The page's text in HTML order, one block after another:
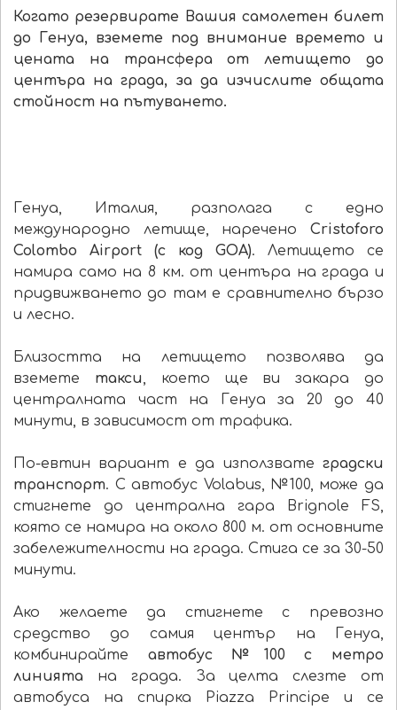
Когато резервирате Вашия самолетен билет
до Генуа, вземете под внимание времето и
цената на трансфера от летището до
центъра на града, за да изчислите общата
стойност на пътуването.
Генуа, Италия, разполага с едно
международно летище, наречено Cristoforo
Colombo Airport (с код GOA). Летището се
намира само на 8 км. от центъра на града и
придвижването до там е сравнително бързо
и лесно.
Близостта на летището позволява да
вземете такси, което ще ви закара до
централната част на Генуа за 20 до 40
минути, в зависимост от трафика.
По-евтин вариант е да използвате градски
транспорт. С автобус Volabus, №100, може да
стигнете до централна гара Brignole FS,
която се намира на около 800 м. от основните
забележителности на града. Стига се за 30-50
минути.
Ако желаете да стигнете с превозно
средство до самия център на Генуа,
комбинирайте автобус №100 с метро
линията на града. За целта слезте от
автобуса на спирка Piazza Principe и се